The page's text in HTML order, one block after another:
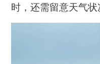
时，还需留意天气